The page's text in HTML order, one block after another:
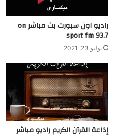
راديو اون سبورت بث مباشر on
sport fm 93.7
يوليو 23, 2021
إذاعة القرآن الكريم راديو مباشر